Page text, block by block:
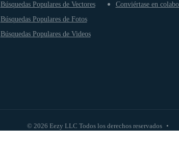
Búsquedas Populares de Vectores
Búsquedas Populares de Fotos
Búsquedas Populares de Videos
Conviértase en
© 2026 Eezy LLC Todos los derechos reservados •